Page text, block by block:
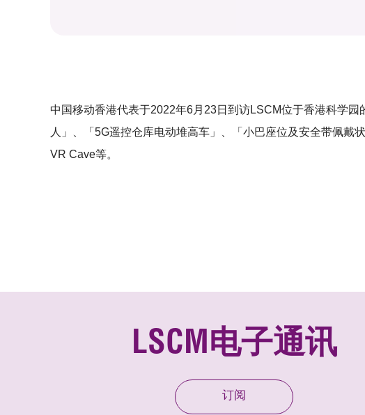
中国移动香港代表于2022年6月23日到访LSCM位于香港科学
人」、「5G遥控仓库电动堆高车」、「小巴座位及安全带佩戴
VR Cave等。
LSCM电子通讯
订阅